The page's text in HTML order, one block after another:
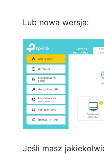
Lub nowa wersja:
Jeśli masz